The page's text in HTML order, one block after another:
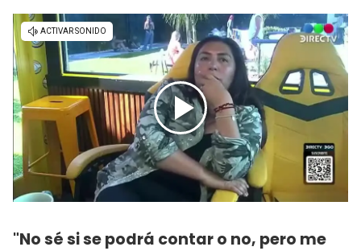
"No sé si se podrá contar o no, pero me